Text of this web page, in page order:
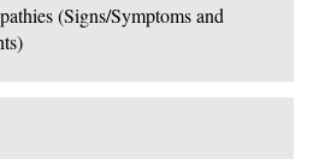
(Signs/Symptoms and